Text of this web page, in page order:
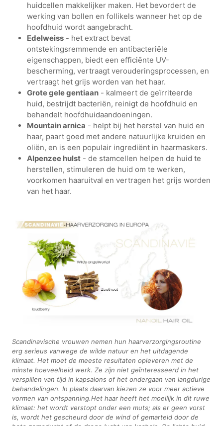
huidcellen makkelijker maken. Het bevordert de
werking van bollen en follikels wanneer het op de
hoofdhuid wordt aangebracht.
Edelweiss - het extract bevat
ontstekingsremmende en antibacteriële
eigenschappen, biedt een efficiënte UV-
bescherming, vertraagt verouderingsprocessen, en
vertraagt het grijs worden van het haar.
Grote gele gentiaan - kalmeert de geïrriteerde
huid, bestrijdt bacteriën, reinigt de hoofdhuid en
behandelt hoofdhuidaandoeningen.
Mountain arnica - helpt bij het herstel van huid en
haar, paart goed met andere natuurlijke kruiden en
oliën, en is een populair ingrediënt in haarmaskers.
Alpenzee hulst - de stamcellen helpen de huid te
herstellen, stimuleren de huid om te werken,
voorkomen haaruitval en vertragen het grijs worden
van het haar.
Scandinavische vrouwen nemen hun haarverzorgingsroutine
erg serieus vanwege de wilde natuur en het uitdagende
klimaat. Het moet de meeste resultaten opleveren met de
minste hoeveelheid werk. Ze zijn niet geïnteresseerd in het
verspillen van tijd in kapsalons of het ondergaan van langdurige
behandelingen. In plaats daarvan kiezen ze voor meer actieve
vormen van ontspanning.Het haar heeft het moeilijk in dit ruwe
klimaat: het wordt verstopt onder een muts; als er geen vorst
is, wordt het gescheurd door de wind of gemarteld door de